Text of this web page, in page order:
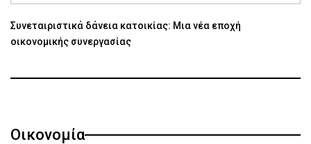
Συνεταιριστικά δάνεια κατοικίας: Μια νέα εποχή
οικονομικής συνεργασίας
Οικονομία